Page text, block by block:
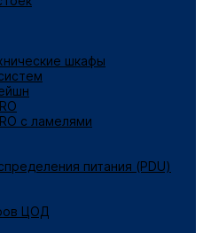
шкафы
с ламелями
питания (PDU)
ЦОД